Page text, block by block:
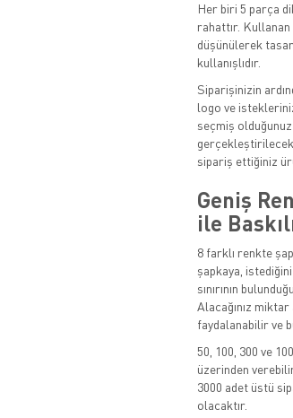
Her biri 5 parça
rahattır. Kullanan
düşünülerek
kullanışlıdır.
Siparişinizin
logo ve
seçmiş
sipariş ettiğiniz
Geniş
ile
8 farklı renkte
şapkaya,
sınırının
Alacağınız
faydalanabilir ve
50, 100, 300 ve
üzerinden
3000 adet üstü
olacaktır.